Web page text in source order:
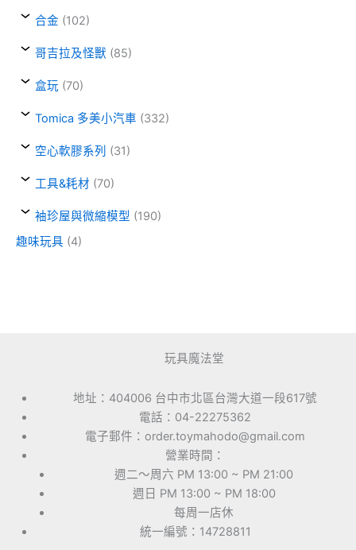
合金 (102)
哥吉拉及怪獸 (85)
盒玩 (70)
Tomica 多美小汽車 (332)
空心軟膠系列 (31)
工具&耗材 (70)
袖珍屋與微縮模型 (190)
趣味玩具 (4)
玩具魔法堂
地址：404006 台中市北區台灣大道一段617號
電話：04-22275362
電子郵件：order.toymahodo@gmail.com
營業時間：
週二～周六 PM 13:00 ~ PM 21:00
週日 PM 13:00 ~ PM 18:00
每周一店休
統一編號：14728811